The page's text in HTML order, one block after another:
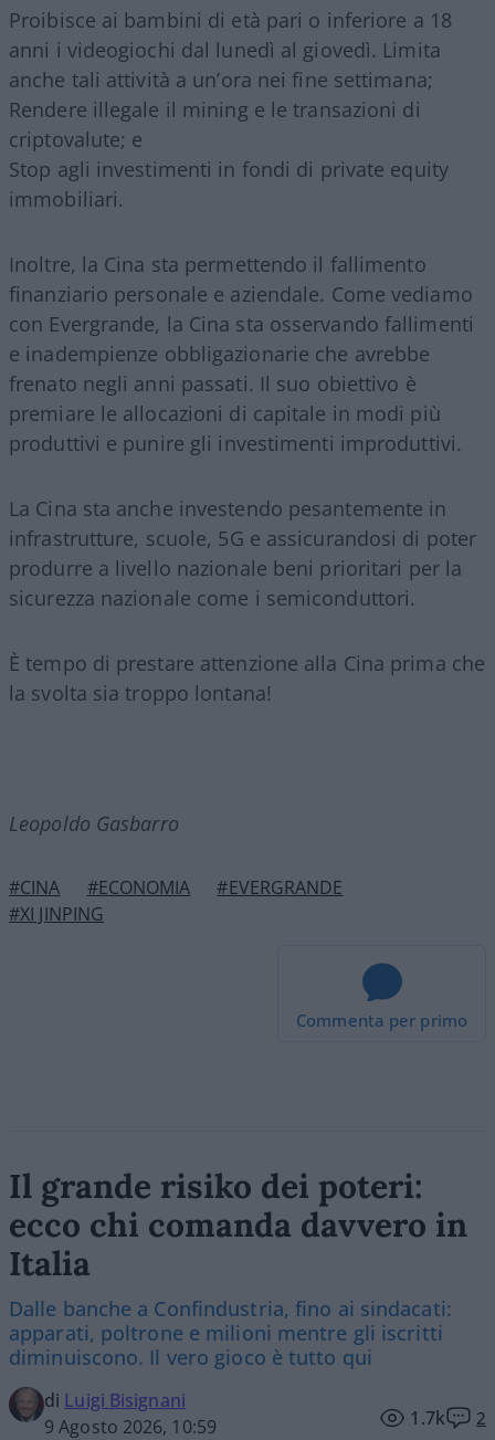
Proibisce ai bambini di età pari o inferiore a 18
anni i videogiochi dal lunedì al giovedì. Limita
anche tali attività a un’ora nei fine settimana;
Rendere illegale il mining e le transazioni di
criptovalute; e
Stop agli investimenti in fondi di private equity
immobiliari.
Inoltre, la Cina sta permettendo il fallimento
finanziario personale e aziendale. Come vediamo
con Evergrande, la Cina sta osservando fallimenti
e inadempienze obbligazionarie che avrebbe
frenato negli anni passati. Il suo obiettivo è
premiare le allocazioni di capitale in modi più
produttivi e punire gli investimenti improduttivi.
La Cina sta anche investendo pesantemente in
infrastrutture, scuole, 5G e assicurandosi di poter
produrre a livello nazionale beni prioritari per la
sicurezza nazionale come i semiconduttori.
È tempo di prestare attenzione alla Cina prima che
la svolta sia troppo lontana!
Leopoldo Gasbarro
#CINA #ECONOMIA
#EVERGRANDE
#XI JINPING
Commenta per primo
Il grande risiko dei poteri:
ecco chi comanda davvero in
Italia
Dalle banche a Confindustria, fino ai sindacati:
apparati, poltrone e milioni mentre gli iscritti
diminuiscono. Il vero gioco è tutto qui
di Luigi Bisignani
9 Agosto 2026, 10:59
1.7k 2